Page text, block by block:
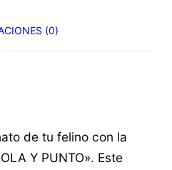
(0)
de tu felino con la
Y PUNTO». Este